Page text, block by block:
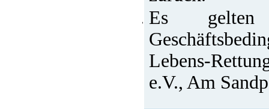
Es
Lebens-
e.V., Am